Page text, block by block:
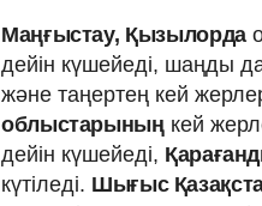
Маңғыстау, Қызылорда
дейін күшейеді, шаңды
және таңертең кей
облыстарыныңкей
дейін күшейеді,
күтіледі. Шығыс